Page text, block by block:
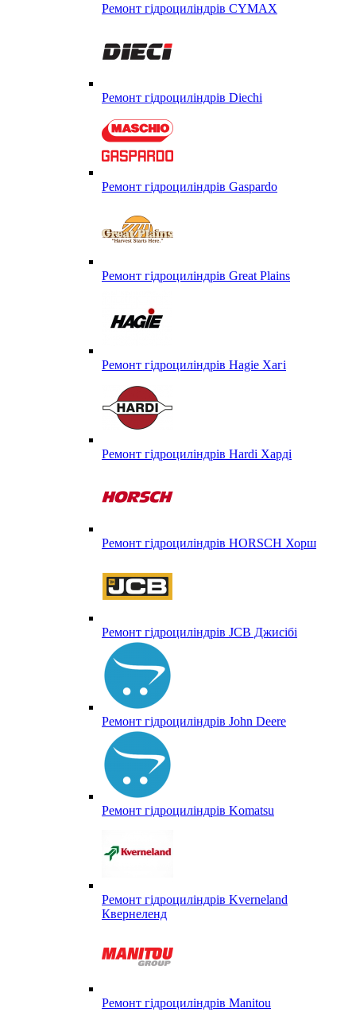
Ремонт гідроциліндрів CYMAX
Ремонт гідроциліндрів Diechi
Ремонт гідроциліндрів Gaspardo
Ремонт гідроциліндрів Great Plains
Ремонт гідроциліндрів Hagie Хагі
Ремонт гідроциліндрів Hardi Харді
Ремонт гідроциліндрів HORSCH Хорш
Ремонт гідроциліндрів JCB Джисібі
Ремонт гідроциліндрів John Deere
Ремонт гідроциліндрів Komatsu
Ремонт гідроциліндрів Kverneland
Квернеленд
Ремонт гідроциліндрів Manitou